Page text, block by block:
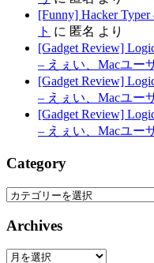
[Funny] Hacker
ト に 匿名 より
[Gadget Review]
– えぇい、Macユー
[Gadget Review]
– えぇい、Macユー
[Gadget Review]
– えぇい、Macユー
Category
Category
Archives
Archives